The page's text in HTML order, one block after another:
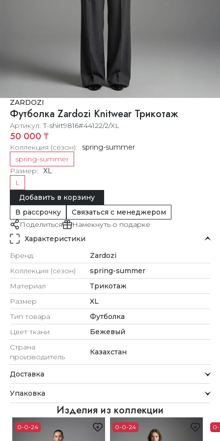
ZARDOZI
Футболка Zardozi Knitwear Трикотаж
Артикул T-shirt9816#44122/2/XL
50 000 ₸
Коллекция (сезон)
spring-summer
spring-summer
Размер
XL
L
Добавить в корзину
В рассрочку
Связаться с менеджером
Поделиться
Намекнуть о подарке
Характеристики
Бренд
Zardozi
Коллекция (сезон)
spring-summer
Материал
Трикотаж
Размер
XL
Тип товара
Футболка
Цвет ткани
Бежевый
Страна
производитель
Казахстан
Доставка
Мы стремимся обрабатывать заказы максимально
быстро и доставлять их прямо до вашей двери в
удобное для вас время.
Доставка
Для клиентов из Астаны, Алматы, Шымкента и Ташкента
Упаковка
Внимание к деталям
Каждое украшение проходит тщательную проверку
перед отправкой.
Изделия из коллекции
0-0-24 0-0-24